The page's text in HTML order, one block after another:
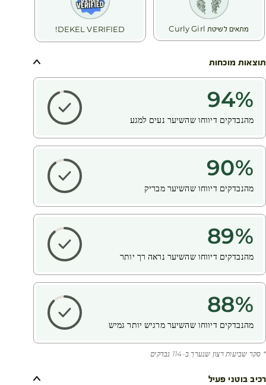
מתאים לשיטת Curly Girl DEKEL VERIFIED!
תוצאות מוכחות
94%
מהנבדקים דיווחו שהשיער נעים למגע
90%
מהנבדקים דיווחו שהשיער מבריק
89%
מהנבדקים דיווחו שהשיער נראה רך יותר
88%
מהנבדקים דיווחו שהשיער מרגיש יותר גמיש
* סקר שביעות רצון שנערך ב-114 נבדקים
רכיב בוטני פעיל